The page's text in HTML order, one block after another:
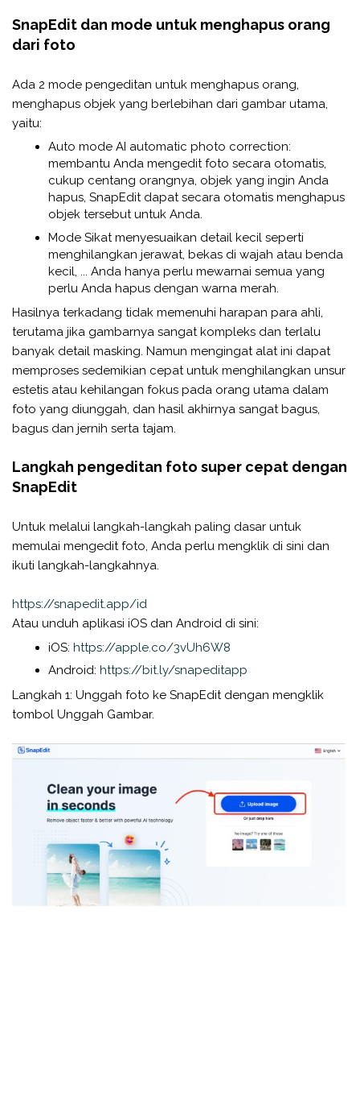
SnapEdit dan mode untuk menghapus orang
dari foto
Ada 2 mode pengeditan untuk menghapus orang,
menghapus objek yang berlebihan dari gambar utama,
yaitu:
Auto mode AI automatic photo correction:
membantu Anda mengedit foto secara otomatis,
cukup centang orangnya, objek yang ingin Anda
hapus, SnapEdit dapat secara otomatis menghapus
objek tersebut untuk Anda.
Mode Sikat menyesuaikan detail kecil seperti
menghilangkan jerawat, bekas di wajah atau benda
kecil, ... Anda hanya perlu mewarnai semua yang
perlu Anda hapus dengan warna merah.
Hasilnya terkadang tidak memenuhi harapan para ahli,
terutama jika gambarnya sangat kompleks dan terlalu
banyak detail masking. Namun mengingat alat ini dapat
memproses sedemikian cepat untuk menghilangkan unsur
estetis atau kehilangan fokus pada orang utama dalam
foto yang diunggah, dan hasil akhirnya sangat bagus,
bagus dan jernih serta tajam.
Langkah pengeditan foto super cepat dengan
SnapEdit
Untuk melalui langkah-langkah paling dasar untuk
memulai mengedit foto, Anda perlu mengklik di sini dan
ikuti langkah-langkahnya.
https://snapedit.app/id
Atau unduh aplikasi iOS dan Android di sini:
iOS: https://apple.co/3vUh6W8
Android: https://bit.ly/snapeditapp
Langkah 1: Unggah foto ke SnapEdit dengan mengklik
tombol Unggah Gambar.